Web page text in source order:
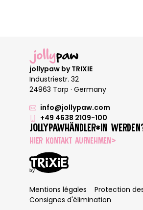
jollypaw by TRIXIE
Industriestr. 32
24963 Tarp · Germany
info@jollypaw.com
+49 4638 2109-100
JOLLYPAWHÄNDLER*IN
HIER KONTAKT AUFNEHMEN>
Mentions légales
Protection
Consignes d'élimination